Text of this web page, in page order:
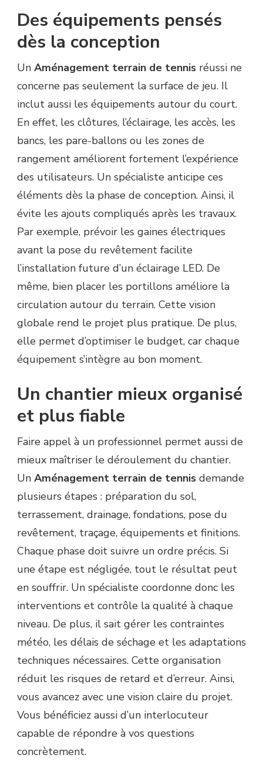
Des équipements pensés
dès la conception
Un Aménagement terrain de tennis réussi ne
concerne pas seulement la surface de jeu. Il
inclut aussi les équipements autour du court.
En effet, les clôtures, l’éclairage, les accès, les
bancs, les pare-ballons ou les zones de
rangement améliorent fortement l’expérience
des utilisateurs. Un spécialiste anticipe ces
éléments dès la phase de conception. Ainsi, il
évite les ajouts compliqués après les travaux.
Par exemple, prévoir les gaines électriques
avant la pose du revêtement facilite
l’installation future d’un éclairage LED. De
même, bien placer les portillons améliore la
circulation autour du terrain. Cette vision
globale rend le projet plus pratique. De plus,
elle permet d’optimiser le budget, car chaque
équipement s’intègre au bon moment.
Un chantier mieux organisé
et plus fiable
Faire appel à un professionnel permet aussi de
mieux maîtriser le déroulement du chantier.
Un Aménagement terrain de tennis demande
plusieurs étapes : préparation du sol,
terrassement, drainage, fondations, pose du
revêtement, traçage, équipements et finitions.
Chaque phase doit suivre un ordre précis. Si
une étape est négligée, tout le résultat peut
en souffrir. Un spécialiste coordonne donc les
interventions et contrôle la qualité à chaque
niveau. De plus, il sait gérer les contraintes
météo, les délais de séchage et les adaptations
techniques nécessaires. Cette organisation
réduit les risques de retard et d’erreur. Ainsi,
vous avancez avec une vision claire du projet.
Vous bénéficiez aussi d’un interlocuteur
capable de répondre à vos questions
concrètement.